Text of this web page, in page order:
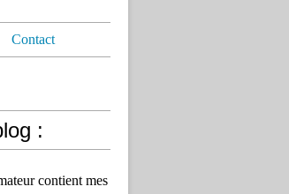
Contact
:
contient mes